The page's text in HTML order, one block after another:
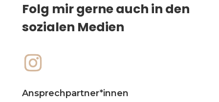
Folg mir gerne auch in den
sozialen Medien
Ansprechpartner*innen